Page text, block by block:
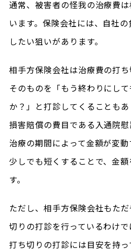
通常、被害者の怪我の治療費
います。保険会社には、自社
したい狙いがあります。
相手方保険会社は治療費の打
そのものを「もう終わりにし
か？」と打診してくることもあ
損害賠償の費目である入通院
治療の期間によって金額が変
少しでも短くすることで、金
す。
ただし、相手方保険会社もた
切りの打診を行っているわけ
打ち切りの打診には目安を持っ